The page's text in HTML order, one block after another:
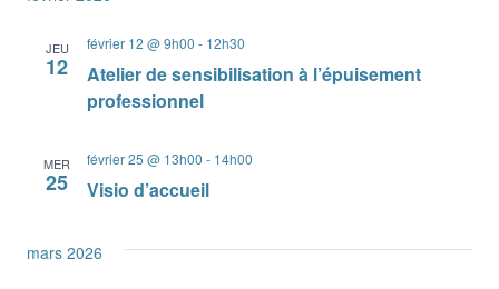
JEU
12
Atelier de sensibilisation à l’épuisement
professionnel
février 12 @ 9h00 - 12h30
MER
25 Visio d’accueil
février 25 @ 13h00 - 14h00
mars 2026